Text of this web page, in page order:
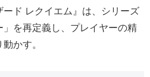
ド レクイエム』は、シリーズ
を再定義し、プレイヤーの精
かす。